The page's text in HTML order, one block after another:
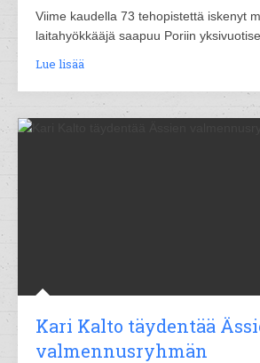
Viime kaudella 73 tehopistettä iskenyt
laitahyökkääjä saapuu Poriin
Lue lisää
Kari Kalto täydentää
valmennusryhmän